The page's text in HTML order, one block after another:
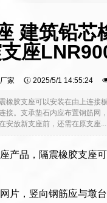
建筑铅芯
座
厂家 2025/5/1 14:55:24
胶支座可以安装在由上连
。支承垫石内应布置钢筋网
安放新支座前，还需在原支座...
产品，隔震橡胶支座
片，竖向钢筋应与墩